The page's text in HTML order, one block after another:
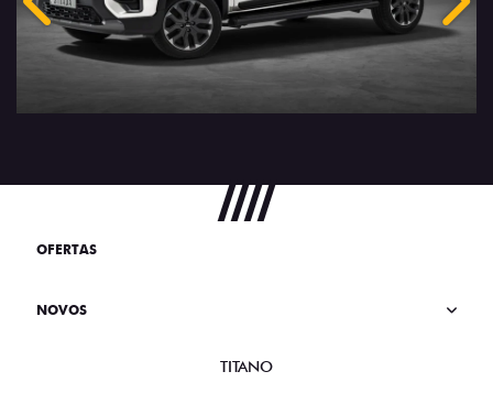
Anterior
OFERTAS
NOVOS
TITANO